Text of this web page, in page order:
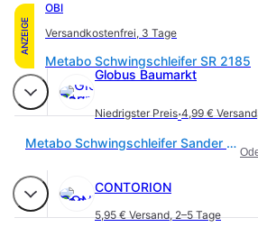
ANZEIGE
OBI
Versandkostenfrei, 3 Tage
Metabo Schwingschleifer SR 2185
Globus Baumarkt
Niedrigster Preis·4,99 € Versand
Metabo Schwingschleifer Sander 210 W mit Koffer
CONTORION
5,95 € Versand,2–5 Tage